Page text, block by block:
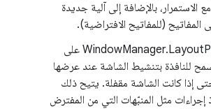
الاستمرار، بالإضافة إلى آلية جديدة
المفاتيح (للمفاتيح الافتراضية).
يحتوي WindowManager.LayoutParams على
للنافذة بتنشيط الشاشة عند عرضها
إذا كانت الشاشة مقفلة. يتيح ذلك
إجراءات مثل المنبّهات التي من المفترض